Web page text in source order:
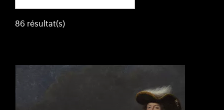
86 résultat(s)